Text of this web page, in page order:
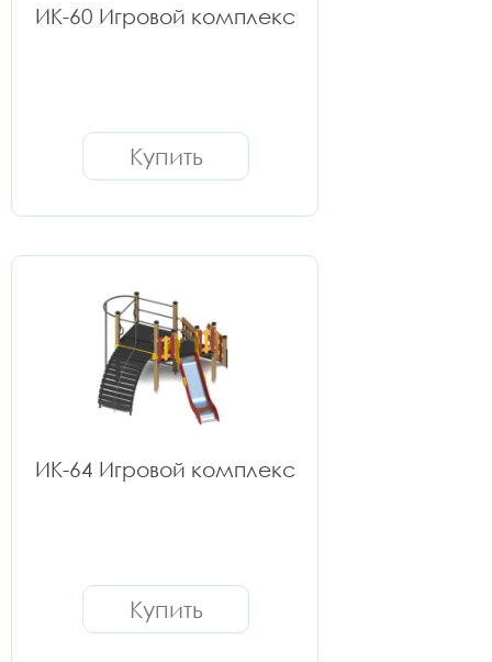
ИК-60 Игровой комплекс
Купить
ИК-64 Игровой комплекс
Купить